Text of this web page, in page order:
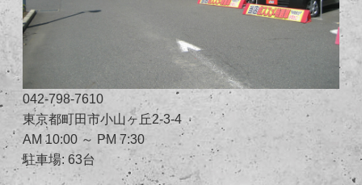
042-798-7610
東京都町田市小山ヶ丘2-3-4
AM 10:00 ～ PM 7:30
駐車場: 63台